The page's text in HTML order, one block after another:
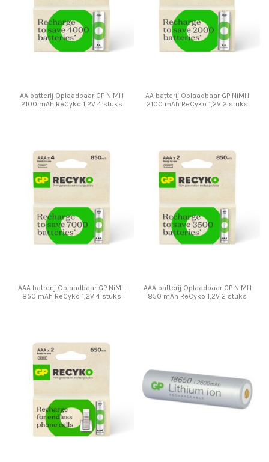
AA batterij Oplaadbaar GP NiMH
2100 mAh ReCyko 1,2V 4 stuks
AA batterij Oplaadbaar GP NiMH
2100 mAh ReCyko 1,2V 2 stuks
AAA batterij Oplaadbaar GP NiMH
850 mAh ReCyko 1,2V 4 stuks
AAA batterij Oplaadbaar GP NiMH
850 mAh ReCyko 1,2V 2 stuks